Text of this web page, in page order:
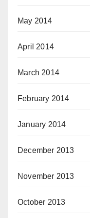
May 2014
April 2014
March 2014
February 2014
January 2014
December 2013
November 2013
October 2013